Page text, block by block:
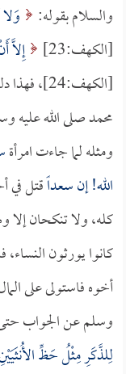
والسلام بقوله:
[الكهف:23]
إِلاَّ
محمد صلى الله عليه
ومثله لما جاءت امرأة
الله! إنسعداًقتل في
كله، ولا تنكحان إلا
كانوا يورثون
أخوه فاستولى على
وسلم عن الجواب
لِلذَّكَرِ مِثْلُ حَظِّ